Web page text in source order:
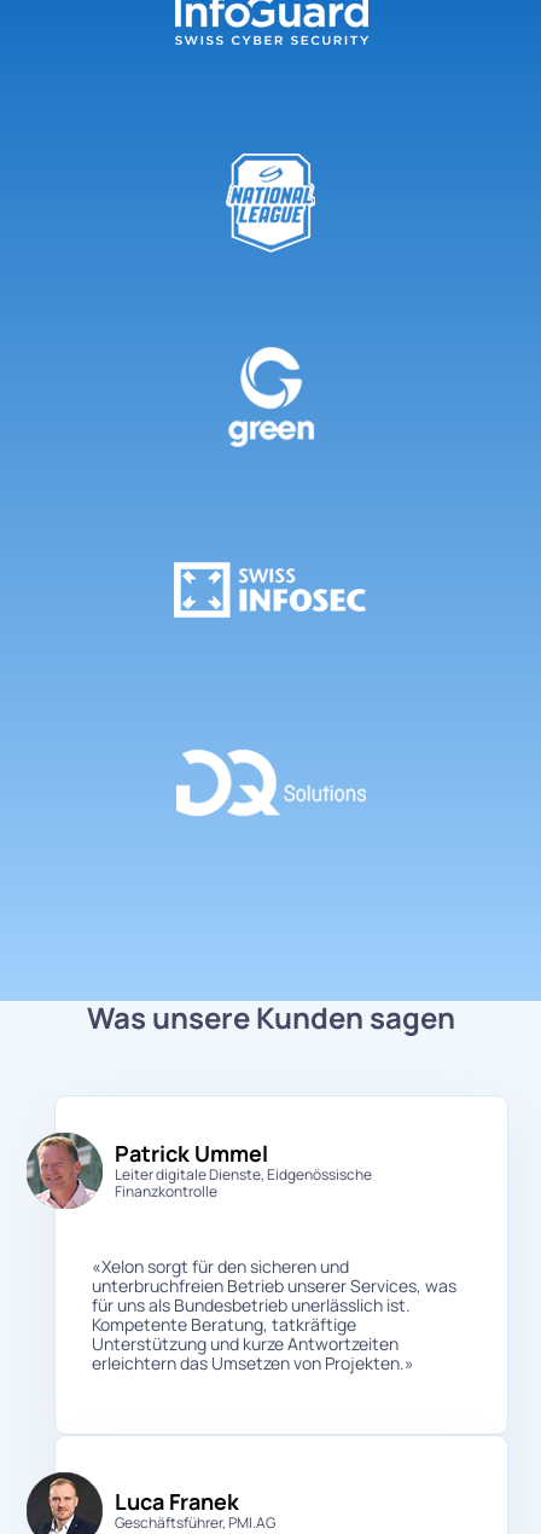
Was unsere Kunden sagen
Patrick Ummel
Leiter digitale Dienste, Eidgenössische
Finanzkontrolle
«Xelon sorgt für den sicheren und
unterbruchfreien Betrieb unserer Services, was
für uns als Bundesbetrieb unerlässlich ist.
Kompetente Beratung, tatkräftige
Unterstützung und kurze Antwortzeiten
erleichtern das Umsetzen von Projekten.»
Luca Franek
Geschäftsführer, PMI.AG